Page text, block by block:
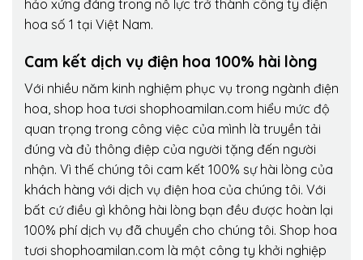
hảo xứng đáng trong nỗ lực trở thành công ty điện
hoa số 1 tại Việt Nam.
Cam kết dịch vụ điện hoa 100% hài lòng
Với nhiều năm kinh nghiệm phục vụ trong ngành điện
hoa, shop hoa tươi shophoamilan.com hiểu mức độ
quan trọng trong công việc của mình là truyền tải
đúng và đủ thông điệp của người tặng đến người
nhận. Vì thế chúng tôi cam kết 100% sự hài lòng của
khách hàng với dịch vụ điện hoa của chúng tôi. Với
bất cứ điều gì không hài lòng bạn đều được hoàn lại
100% phí dịch vụ đã chuyển cho chúng tôi. Shop hoa
tươi shophoamilan.com là một công ty khởi nghiệp